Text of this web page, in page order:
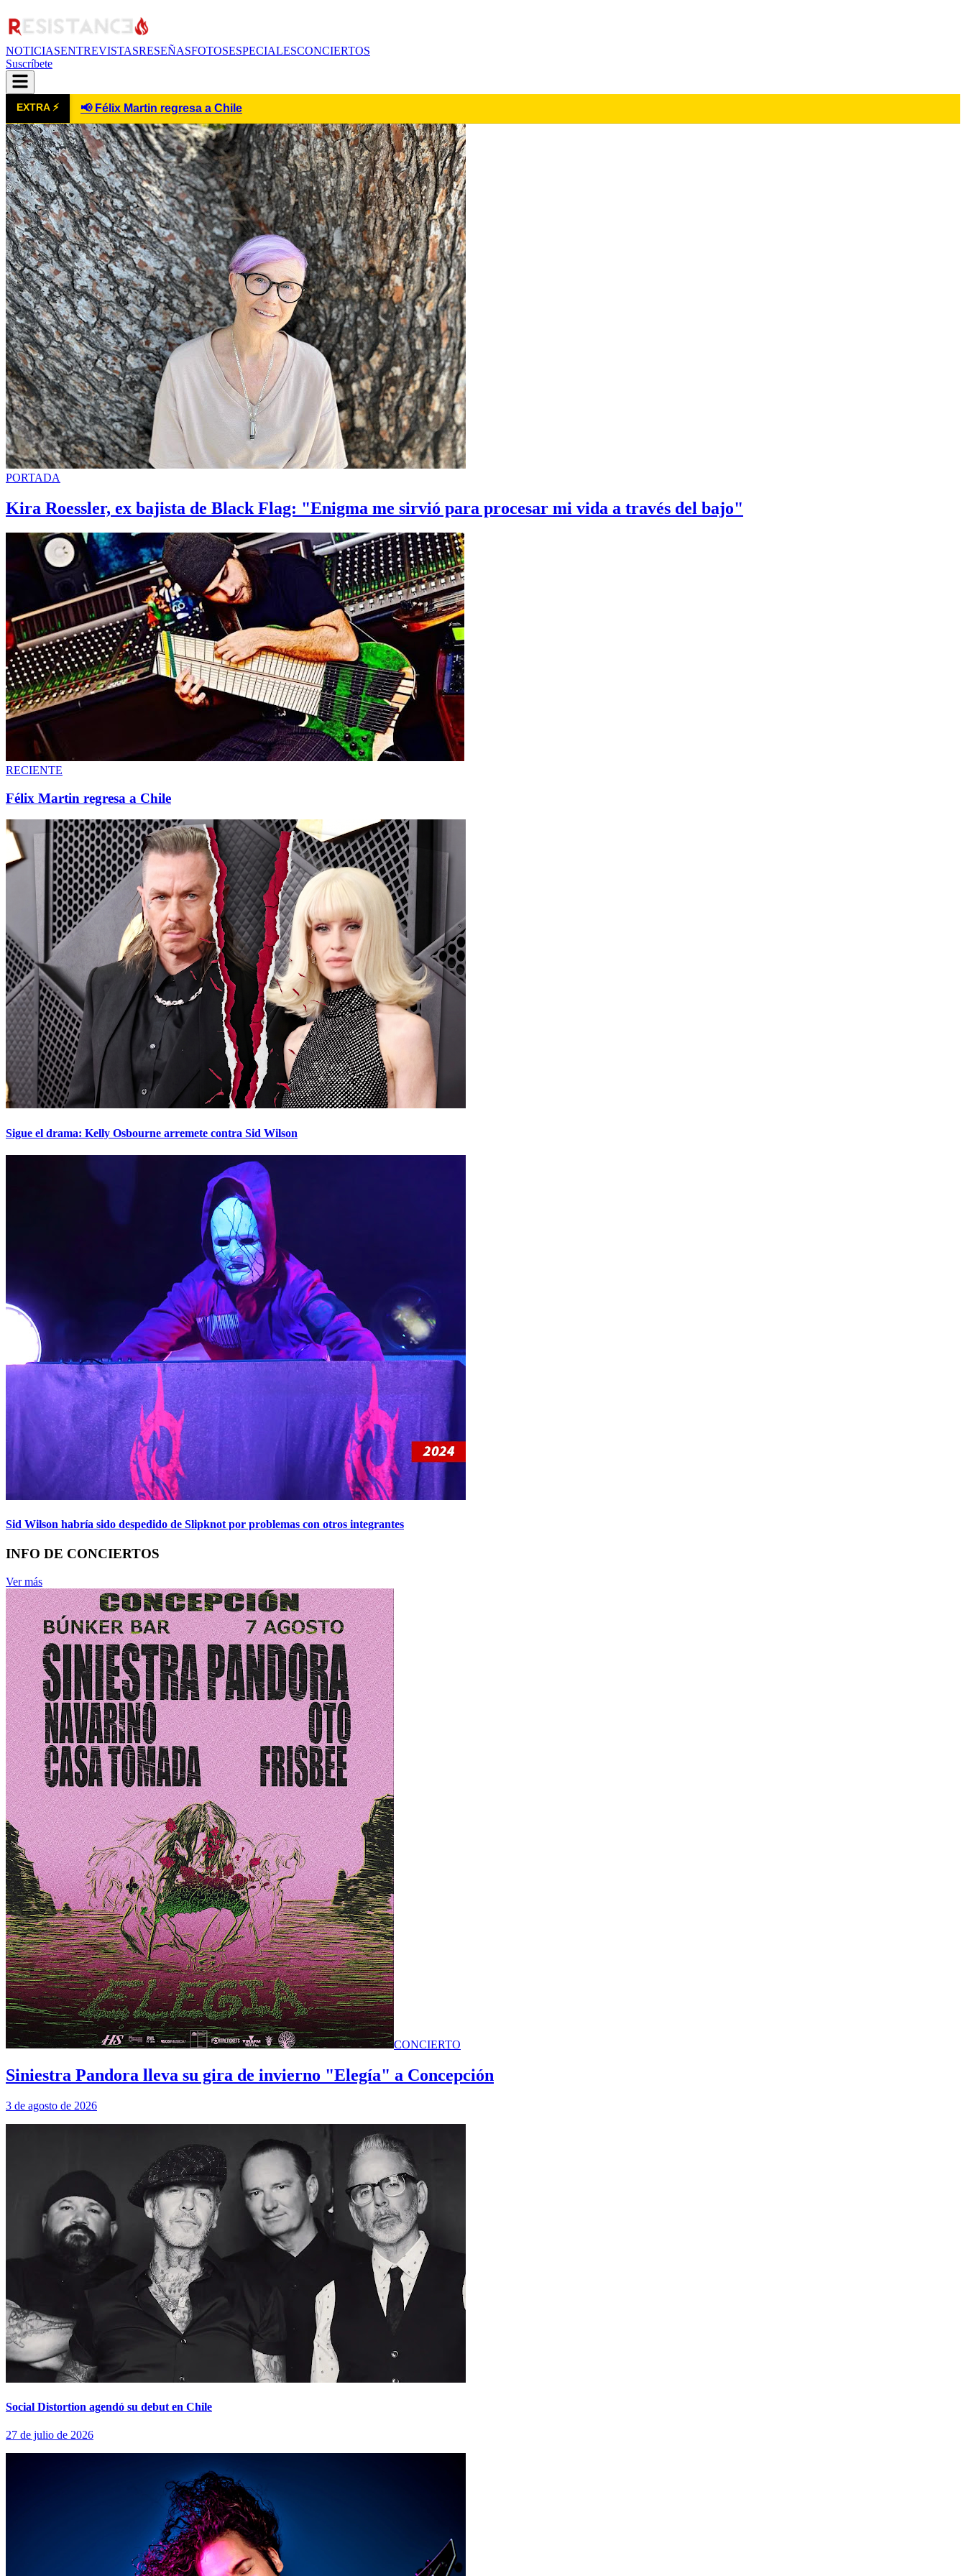
NOTICIASENTREVISTASRESEÑASFOTOSESPECIALESCONCIERTOS
Suscríbete
EXTRA ⚡ 📢 Félix Martin regresa a Chile
📢Sigue el drama: Kelly Osbourne arremete contra Sid Wilson
📢Sid Wilson habría sido despedido de Slipknot por problemas con otros integrantes
📢DOLEZALL: DE NOMINADOS AL PULSAR A SU PRIMER ÁLBUM EN VIVO, QUE INMORTALIZA UNA TRILOGÍA FORJADA EN GUERRA, MISTERIO Y TERROR
PORTADA
Kira Roessler, ex bajista de Black Flag: "Enigma me sirvió para procesar mi vida a través del bajo"
RECIENTE
Félix Martin regresa a Chile
Sigue el drama: Kelly Osbourne arremete contra Sid Wilson
Sid Wilson habría sido despedido de Slipknot por problemas con otros integrantes
INFO DE CONCIERTOS
Ver más
CONCIERTO
Siniestra Pandora lleva su gira de invierno "Elegía" a Concepción
3 de agosto de 2026
Social Distortion agendó su debut en Chile
27 de julio de 2026